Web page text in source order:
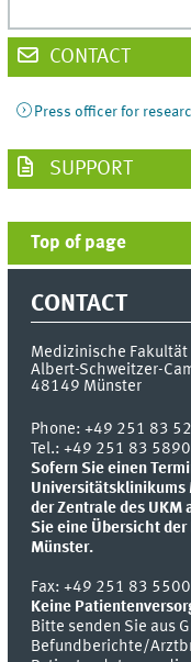
CONTACT
Press officer for
SUPPORT
Top of page
CONTACT
Medizinische Fakultät
Albert-Schweitzer-
48149 Münster
Phone:+49 251 83
Tel.: +49 251 83
Sofern Sie einen
Universitätsklinikums
der Zentrale des
Sie eine Übersicht
Münster.
Fax:+49 251 83
Keine
Bitte senden Sie aus
Befundberichte/